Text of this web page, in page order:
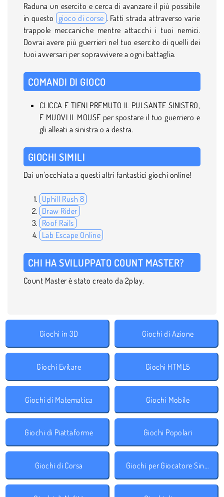
Raduna un esercito e cerca di avanzare il più possibile
in questo gioco di corse . Fatti strada attraverso varie
trappole meccaniche mentre attacchi i tuoi nemici.
Dovrai avere più guerrieri nel tuo esercito di quelli dei
tuoi avversari per sopravvivere a ogni battaglia.
COMANDI DI GIOCO
CLICCA E TIENI PREMUTO IL PULSANTE SINISTRO,
E MUOVI IL MOUSE per spostare il tuo guerriero e
gli alleati a sinistra o a destra.
GIOCHI SIMILI
Dai un'occhiata a questi altri fantastici giochi online!
Uphill Rush 8
Draw Rider
Roof Rails
Lab Escape Online
CHI HA SVILUPPATO COUNT MASTER?
Count Master è stato creato da 2play.
Giochi in 3D Giochi di Azione
Giochi Evitare Giochi HTML5
Giochi di Matematica Giochi Mobile
Giochi di Piattaforme Giochi Popolari
Giochi di Corsa Giochi per Giocatore Singolo